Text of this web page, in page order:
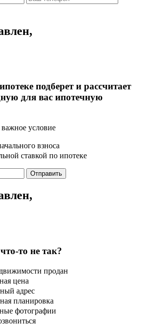
подберет и рассчитает
для вас ипотечную
условие
взноса
ставкой по ипотеке
Отправить
то не так?
продан
цена
адрес
планировка
фотографии